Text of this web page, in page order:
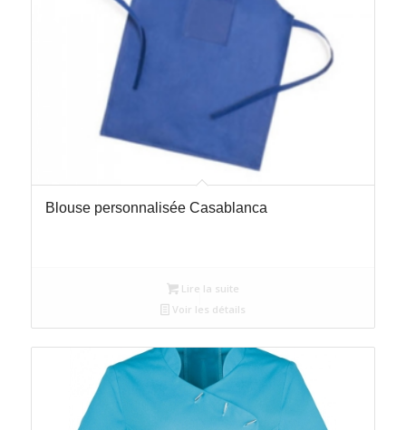
Blouse personnalisée Casablanca
Lire la suite
Voir les détails